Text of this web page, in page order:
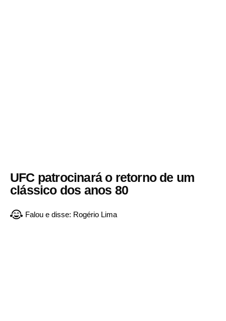
UFC patrocinará o retorno de um
clássico dos anos 80
Falou e disse: Rogério Lima